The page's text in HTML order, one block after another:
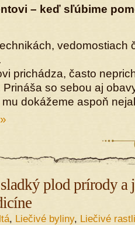
– keď sľúbime
vedomostiach
prichádza, často
so sebou aj
dokážeme aspoň
plod prírody a
, Liečivé byliny, Liečivé